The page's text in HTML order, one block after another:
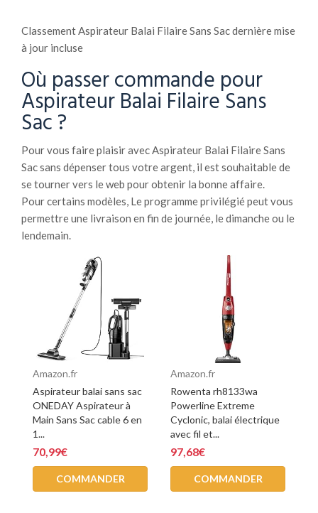
Classement Aspirateur Balai Filaire Sans Sac dernière mise
à jour incluse
Où passer commande pour
Aspirateur Balai Filaire Sans
Sac ?
Pour vous faire plaisir avec Aspirateur Balai Filaire Sans
Sac sans dépenser tous votre argent, il est souhaitable de
se tourner vers le web pour obtenir la bonne affaire.
Pour certains modèles, Le programme privilégié peut vous
permettre une livraison en fin de journée, le dimanche ou le
lendemain.
Amazon.fr
Aspirateur balai sans sac
ONEDAY Aspirateur à
Main Sans Sac cable 6 en
1...
70,99€
COMMANDER
Amazon.fr
Rowenta rh8133wa
Powerline Extreme
Cyclonic, balai électrique
avec fil et...
97,68€
COMMANDER